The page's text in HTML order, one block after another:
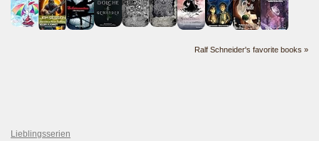
Ralf Schneider's favorite books »
Lieblingsserien